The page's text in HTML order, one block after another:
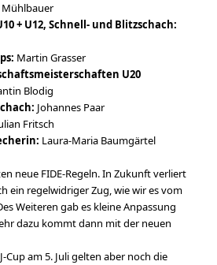
Mühlbauer
+ U12, Schnell- und Blitzschach:
Martin Grasser
U20
Blodig
Johannes Paar
Fritsch
Laura-Maria Baumgärtel
neue FIDE-Regeln. In Zukunft verliert
ein regelwidriger Zug, wie wir es vom
Weiteren gab es kleine Anpassung
dazu kommt dann mit der neuen
Cup am 5. Juli gelten aber noch die